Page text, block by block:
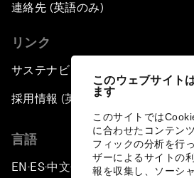
このウェブサイト
ます
このサイトでは
に合わせたコンテン
フィックの分析を行
ザーによるサイトの
報を収集し、ソーシ
連絡先 (英語のみ)
リンク
サステナビリティへの取り組み
採用情報 (英語のみ)
言語
EN ▪ ES▪中文▪ 日本語